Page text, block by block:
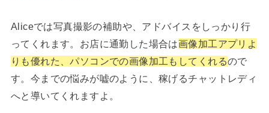
Aliceでは写真撮影の補助や、アドバイスをしっかり行
ってくれます。お店に通勤した場合は画像加工アプリよ
りも優れた、パソコンでの画像加工もしてくれるので
す。今までの悩みが嘘のように、稼げるチャットレディ
へと導いてくれますよ。